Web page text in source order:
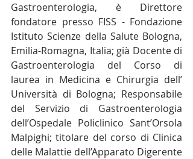
Gastroenterologia, è Direttore
fondatore presso FISS - Fondazione
Istituto Scienze della Salute Bologna,
Emilia-Romagna, Italia; già Docente di
Gastroenterologia del Corso di
laurea in Medicina e Chirurgia dell’
Università di Bologna; Responsabile
del Servizio di Gastroenterologia
dell’Ospedale Policlinico Sant’Orsola
Malpighi; titolare del corso di Clinica
delle Malattie dell’Apparato Digerente